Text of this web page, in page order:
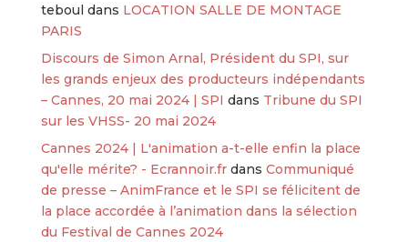
teboul dans LOCATION SALLE DE MONTAGE
PARIS
Discours de Simon Arnal, Président du SPI, sur
les grands enjeux des producteurs indépendants
– Cannes, 20 mai 2024 | SPI dans Tribune du SPI
sur les VHSS- 20 mai 2024
Cannes 2024 | L'animation a-t-elle enfin la place
qu'elle mérite? - Ecrannoir.frdans Communiqué
de presse – AnimFrance et le SPI se félicitent de
la place accordée à l’animation dans la sélection
du Festival de Cannes 2024